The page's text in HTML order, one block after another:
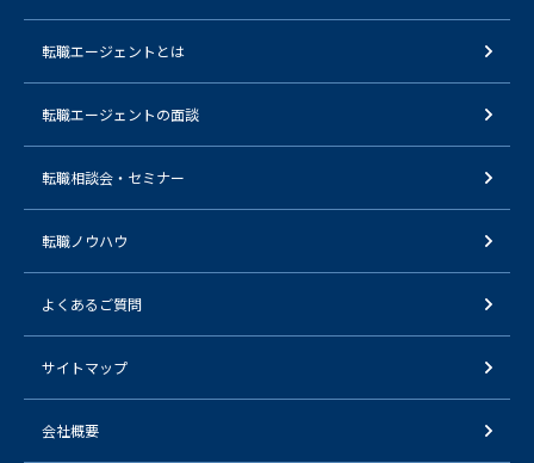
転職エージェントとは
転職エージェントの面談
転職相談会・セミナー
転職ノウハウ
よくあるご質問
サイトマップ
会社概要